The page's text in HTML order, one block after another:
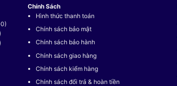
Chính Sách
Hình thức thanh toán
Chính sách bảo mật
Chính sách bảo hành
Chính sách giao hàng
Chính sách kiểm hàng
Chính sách đổi trả & hoàn tiền